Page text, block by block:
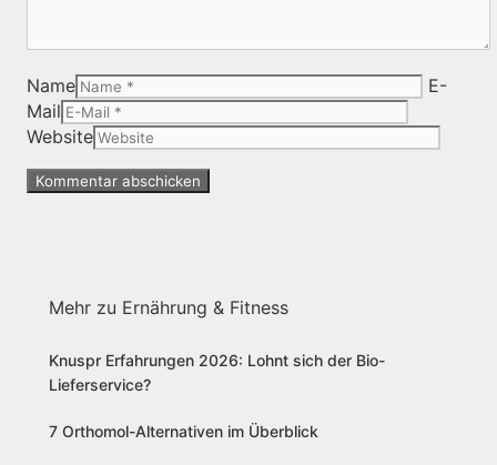
Name
E-
Mail
Website
Mehr zu Ernährung & Fitness
Knuspr Erfahrungen 2026: Lohnt sich der Bio-
Lieferservice?
7 Orthomol-Alternativen im Überblick